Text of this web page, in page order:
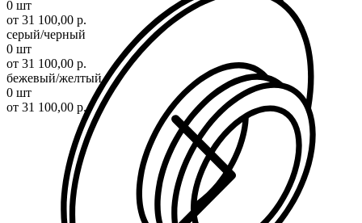
0 шт
от 31 100,00 р.
серый/черный
0 шт
от 31 100,00 р.
бежевый/желтый
0 шт
от 31 100,00 р.